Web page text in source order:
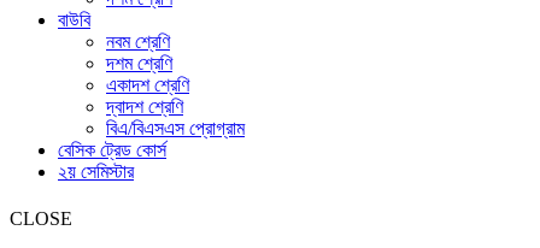
বাউবি
নবম শ্রেণি
দশম শ্রেণি
একাদশ শ্রেণি
দ্বাদশ শ্রেণি
বিএ/বিএসএস প্রোগ্রাম
বেসিক ট্রেড কোর্স
২য় সেমিস্টার
CLOSE